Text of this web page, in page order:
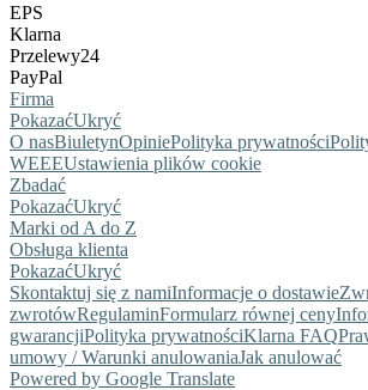
EPS
Klarna
Przelewy24
PayPal
Firma
PokazaćUkryć
O nasBiuletynOpiniePolityka prywatności
WEEEUstawienia plików cookie
Zbadać
PokazaćUkryć
Marki od A do Z
Obsługa klienta
PokazaćUkryć
Skontaktuj się z namiInformacje o dostawie
zwrotówRegulaminFormularz równej ceny
gwarancjiPolityka prywatnościKlarna FAQ
umowy / Warunki anulowaniaJak anulować
Powered by Google Translate